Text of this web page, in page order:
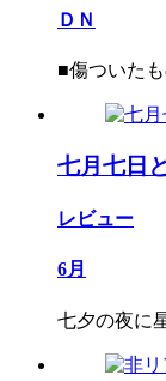
ＤＮ
■傷ついたも
七月七日
レビュー
6月
七夕の夜に